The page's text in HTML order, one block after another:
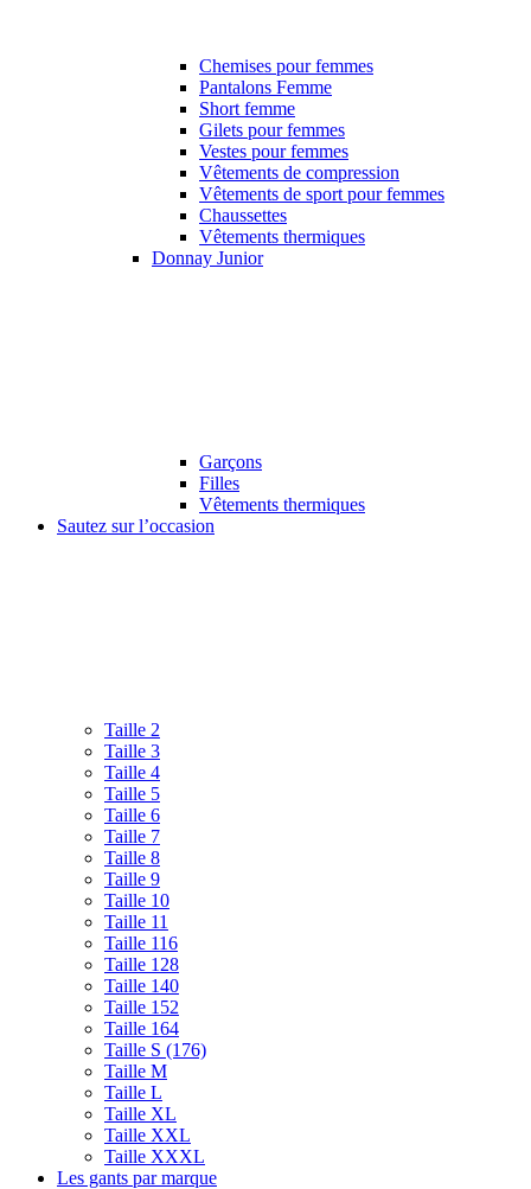
Chemises pour femmes
Pantalons Femme
Short femme
Gilets pour femmes
Vestes pour femmes
Vêtements de compression
Vêtements de sport pour femmes
Chaussettes
Vêtements thermiques
Donnay Junior
Garçons
Filles
Vêtements thermiques
Sautez sur l’occasion
Taille 2
Taille 3
Taille 4
Taille 5
Taille 6
Taille 7
Taille 8
Taille 9
Taille 10
Taille 11
Taille 116
Taille 128
Taille 140
Taille 152
Taille 164
Taille S (176)
Taille M
Taille L
Taille XL
Taille XXL
Taille XXXL
Les gants par marque